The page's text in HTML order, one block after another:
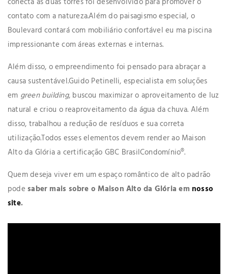
contato com a natureza.Além do paisagismo especial, o
Boulevard contará com mobiliário confortável eu ma piscina
impressionante com áreas externas e internas.
Além disso, o empreendimento foi pensado para abraçar a
causa sustentável.Guido Petinelli, especialista em soluções
em green building, buscou maximizar o aproveitamento de luz
natural e criou o reaproveitamento da água da chuva. Além
disso, trabalhou a redução de resíduos e sua correta
utilização.Todos esses elementos devem render ao Maison
Alto da Glória a certificação GBC BrasilCondomínio®.
Quem deseja viver em um espaço romântico de alto padrão
podesaber mais sobre o Maison Alto da Glória em nosso
site.